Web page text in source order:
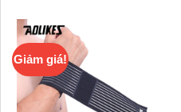
Giảm giá!